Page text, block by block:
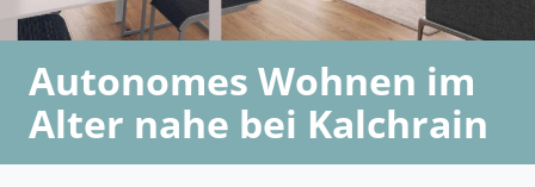
Autonomes Wohnen im
Alter nahe bei Kalchrain